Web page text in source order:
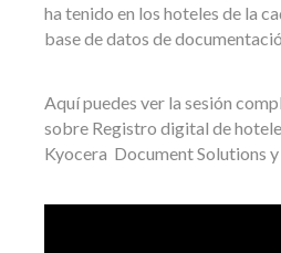
ha tenido en los hoteles de la
base de datos de
Aquí puedes ver la sesión
sobre Registro digital de
Kyocera Document Solutions